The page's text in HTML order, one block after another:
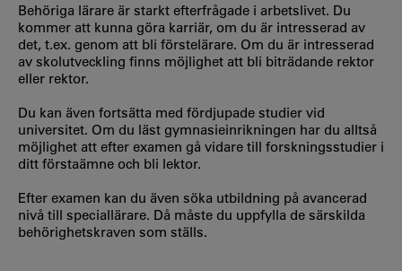
Behöriga lärare är starkt efterfrågade i arbetslivet. Du
kommer att kunna göra karriär, om du är intresserad av
det, t.ex. genom att bli förstelärare. Om du är intresserad
av skolutveckling finns möjlighet att bli biträdande rektor
eller rektor.
Du kan även fortsätta med fördjupade studier vid
universitet. Om du läst gymnasieinrikningen har du alltså
möjlighet att efter examen gå vidare till forskningsstudier i
ditt förstaämne och bli lektor.
Efter examen kan du även söka utbildning på avancerad
nivå till speciallärare. Då måste du uppfylla de särskilda
behörighetskraven som ställs.